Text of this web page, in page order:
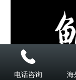
电话咨询 海